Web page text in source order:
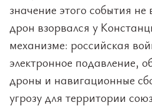
значение этого события
дрон взорвался у
механизме: российская
электронное подавление,
дроны и навигационные
угрозу для территории